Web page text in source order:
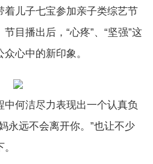
儿子七宝参加亲子类综艺节
目播出后，“心疼”、“坚强”这
心中的新印象。
何洁尽力表现出一个认真负
永远不会离开你。”也让不少